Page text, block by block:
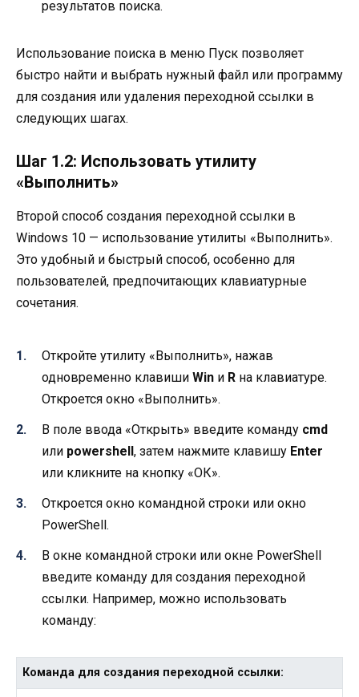
результатов поиска.
Использование поиска в меню Пуск позволяет
быстро найти и выбрать нужный файл или программу
для создания или удаления переходной ссылки в
следующих шагах.
Шаг 1.2: Использовать утилиту
«Выполнить»
Второй способ создания переходной ссылки в
Windows 10 — использование утилиты «Выполнить».
Это удобный и быстрый способ, особенно для
пользователей, предпочитающих клавиатурные
сочетания.
Откройте утилиту «Выполнить», нажав
одновременно клавиши Win и R на клавиатуре.
Откроется окно «Выполнить».
В поле ввода «Открыть» введите команду cmd
или powershell, затем нажмите клавишу Enter
или кликните на кнопку «ОК».
Откроется окно командной строки или окно
PowerShell.
В окне командной строки или окне PowerShell
введите команду для создания переходной
ссылки. Например, можно использовать
команду:
Команда для создания переходной ссылки: